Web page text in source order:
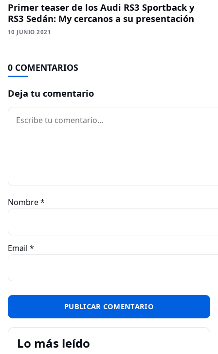
Primer teaser de los Audi RS3 Sportback y
RS3 Sedán: My cercanos a su presentación
10 JUNIO 2021
0 COMENTARIOS
Deja tu comentario
Comentario
Nombre*
Email *
Lo más leído